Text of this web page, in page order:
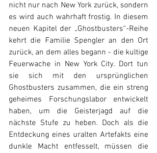
nicht nur nach New York zurück, sondern
es wird auch wahrhaft frostig. In diesem
neuen Kapitel der „Ghostbusters“-Reihe
kehrt die Familie Spengler an den Ort
zurück, an dem alles begann - die kultige
Feuerwache in New York City. Dort tun
sie sich mit den ursprünglichen
Ghostbusters zusammen, die ein streng
geheimes Forschungslabor entwickelt
haben, um die Geisterjagd auf die
nächste Stufe zu heben. Doch als die
Entdeckung eines uralten Artefakts eine
dunkle Macht entfesselt, müssen die